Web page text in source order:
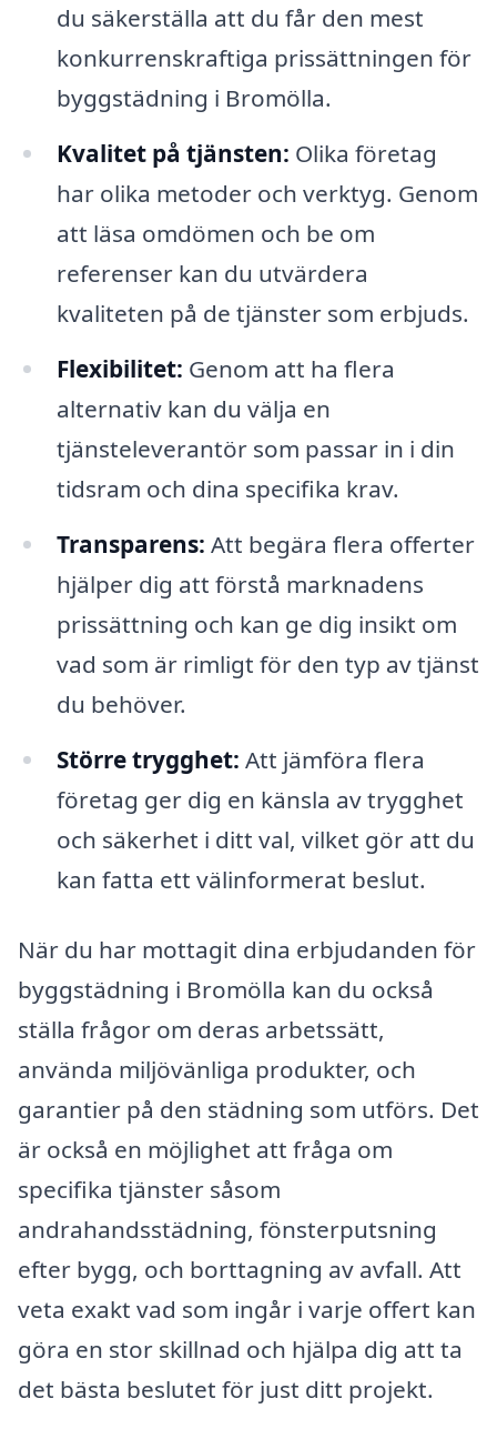
du säkerställa att du får den mest
konkurrenskraftiga prissättningen för
byggstädning i Bromölla.
Kvalitet på tjänsten: Olika företag
har olika metoder och verktyg. Genom
att läsa omdömen och be om
referenser kan du utvärdera
kvaliteten på de tjänster som erbjuds.
Flexibilitet: Genom att ha flera
alternativ kan du välja en
tjänsteleverantör som passar in i din
tidsram och dina specifika krav.
Transparens: Att begära flera offerter
hjälper dig att förstå marknadens
prissättning och kan ge dig insikt om
vad som är rimligt för den typ av tjänst
du behöver.
Större trygghet: Att jämföra flera
företag ger dig en känsla av trygghet
och säkerhet i ditt val, vilket gör att du
kan fatta ett välinformerat beslut.
När du har mottagit dina erbjudanden för
byggstädning i Bromölla kan du också
ställa frågor om deras arbetssätt,
använda miljövänliga produkter, och
garantier på den städning som utförs. Det
är också en möjlighet att fråga om
specifika tjänster såsom
andrahandsstädning, fönsterputsning
efter bygg, och borttagning av avfall. Att
veta exakt vad som ingår i varje offert kan
göra en stor skillnad och hjälpa dig att ta
det bästa beslutet för just ditt projekt.